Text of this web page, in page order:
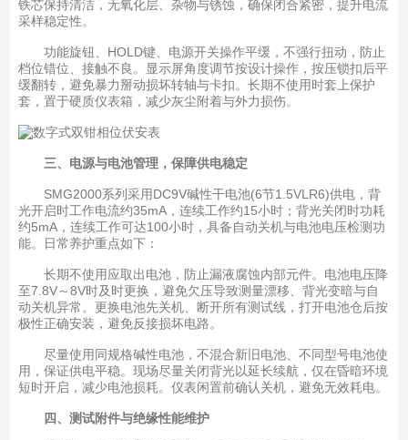
铁芯保持清洁，无氧化层、杂物与锈蚀，确保闭合紧密，提升电流
采样稳定性。
功能旋钮、HOLD键、电源开关操作平缓，不强行扭动，防止
档位错位、接触不良。显示屏角度调节按设计操作，按压锁扣后平
缓翻转，避免暴力掰动损坏转轴与卡扣。长期不使用时套上保护
套，置于硬质仪表箱，减少灰尘附着与外力损伤。
三、电源与电池管理，保障供电稳定
SMG2000系列采用DC9V碱性干电池(6节1.5VLR6)供电，背
光开启时工作电流约35mA，连续工作约15小时；背光关闭时功耗
约5mA，连续工作可达100小时，具备自动关机与电池电压检测功
能。日常养护重点如下：
长期不使用应取出电池，防止漏液腐蚀内部元件。电池电压降
至7.8V～8V时及时更换，避免欠压导致测量漂移、背光变暗与自
动关机异常。更换电池先关机、断开所有测试线，打开电池仓后按
极性正确安装，避免反接损坏电路。
尽量使用同规格碱性电池，不混合新旧电池、不同型号电池使
用，保证供电平稳。现场尽量关闭背光以延长续航，仅在昏暗环境
短时开启，减少电池损耗。仪表闲置前确认关机，避免无效耗电。
四、测试附件与绝缘性能维护